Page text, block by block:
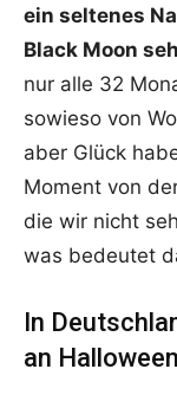
ein seltenes
Black Moon
nur alle 32
sowieso von
aber Glück
Moment von
die wir nicht
was bedeutet
In
an